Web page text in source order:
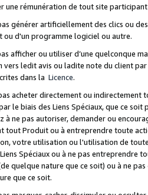
une rémunération de tout site
générer artificiellement des clics ou
ou d'un programme logiciel ou autre.
afficher ou utiliser d’une quelconque
ledit avis ou ladite note du client
dans la Licence.
acheter directement ou
le biais des Liens Spéciaux, que ce
à ne pas autoriser, demander ou
tout Produit ou à entreprendre toute
votre utilisation ou l'utilisation de
Spéciaux ou à ne pas entreprendre
quelque nature que ce soit) ou à ne
que ce soit.